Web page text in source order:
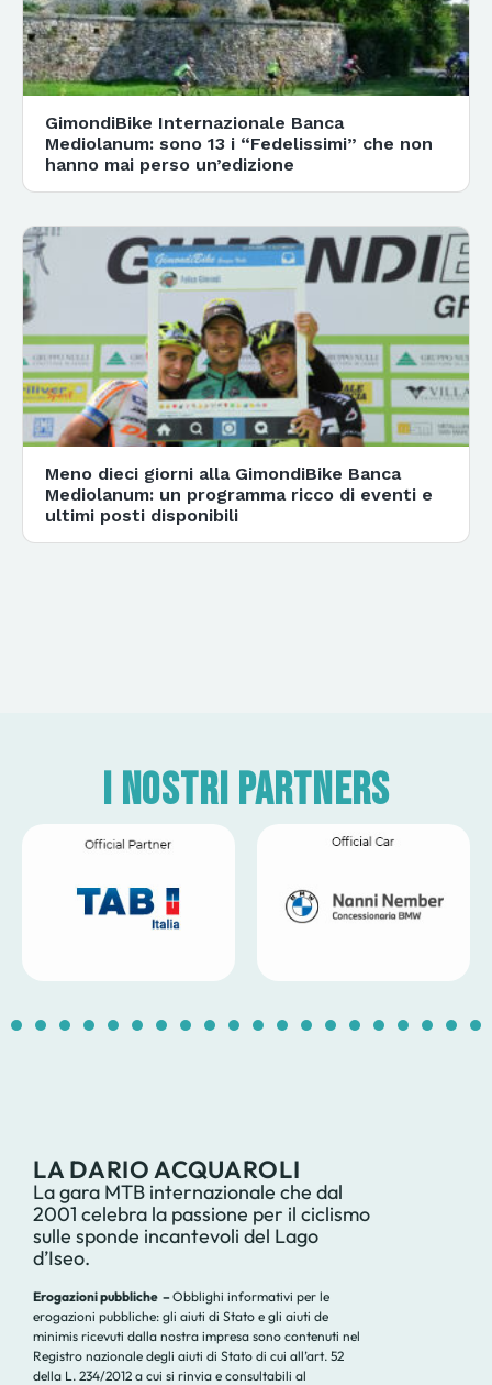
GimondiBike Internazionale Banca
Mediolanum: sono 13 i “Fedelissimi” che non
hanno mai perso un’edizione
Meno dieci giorni alla GimondiBike Banca
Mediolanum: un programma ricco di eventi e
ultimi posti disponibili
I nostri partners
1 2 3 4 5 6 7 8 9 10 11 12 13 14
LA DARIO ACQUAROLI
La gara MTB internazionale che dal
2001 celebra la passione per il ciclismo
sulle sponde incantevoli del Lago
d’Iseo.
Erogazioni pubbliche –Obblighi informativi per le
erogazioni pubbliche: gli aiuti di Stato e gli aiuti de
minimis ricevuti dalla nostra impresa sono contenuti nel
Registro nazionale degli aiuti di Stato di cui all’art. 52
della L. 234/2012 a cui si rinvia e consultabili al